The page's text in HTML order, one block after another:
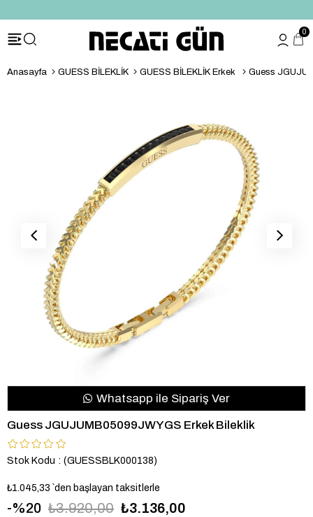
0
Anasayfa GUESS BİLEKLİK GUESS BİLEKLİK Erkek Guess
Whatsapp ile Sipariş Ver
Guess JGUJUMB05099JWYGS Erkek Bileklik
Stok Kodu (GUESSBLK000138)
₺1.045,33 `den başlayan taksitlerle
20 ₺3.920,00 ₺3.136,00